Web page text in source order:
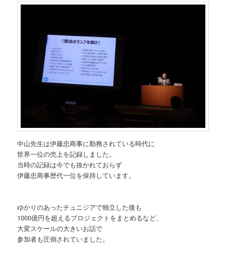
中山先生は伊藤忠商事に勤務されている時代に
世界一位の売上を記録しました。
当時の記録は今でも抜かれておらず
伊藤忠商事歴代一位を保持しています。
ゆかりのあったチュニジアで独立した後も
1000億円を超えるプロジェクトをまとめるなど、
大変スケールの大きいお話で
参加者も圧倒されていました。